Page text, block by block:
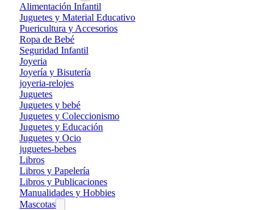
Alimentación Infantil
Juguetes y Material Educativo
Puericultura y Accesorios
Ropa de Bebé
Seguridad Infantil
Joyeria
Joyería y Bisutería
joyeria-relojes
Juguetes
Juguetes y bebé
Juguetes y Coleccionismo
Juguetes y Educación
Juguetes y Ocio
juguetes-bebes
Libros
Libros y Papelería
Libros y Publicaciones
Manualidades y Hobbies
Mascotas